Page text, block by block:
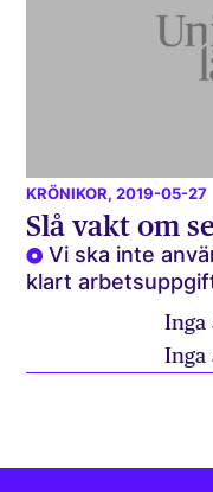
KRÖNIKOR, 2019-05-27
Slå vakt om
Vi ska inte
klart
Inga
Inga